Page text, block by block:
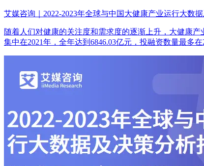
艾媒咨询｜2022-2023年全球与中国大健康产业运行大数
随着人们对健康的关注度和需求度的逐渐上升，大健康
集中在2021年，全年达到6846.03亿元，投融资数量最多在